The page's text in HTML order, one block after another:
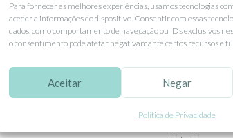
Para fornecer as melhores experiências, usamos tecnologias
aceder a informações do dispositivo. Consentir com essas
dados, como comportamento de navegação ou IDs exclusivos
o consentimento pode afetar negativamante certos recursos e
Aceitar Negar
Política de Privacidade
APOIO AO CLIENTE
Como Comprar
Pagamentos
SEGUE-NOS
Facebook
Instagram
Pinterest
X